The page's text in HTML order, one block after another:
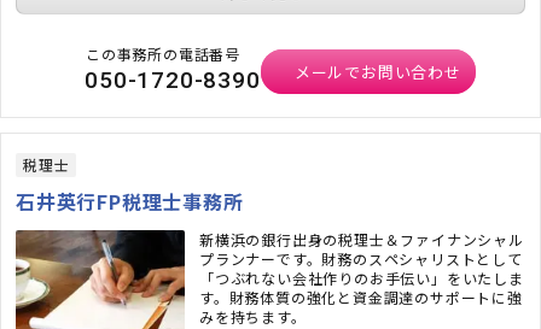
この事務所の電話番号
050-1720-8390 メールでお問い合わせ
税理士
石井英行FP税理士事務所
新横浜の銀行出身の税理士＆ファイナンシャル
プランナーです。財務のスペシャリストとして
「つぶれない会社作りのお手伝い」をいたしま
す。財務体質の強化と資金調達のサポートに強
みを持ちます。